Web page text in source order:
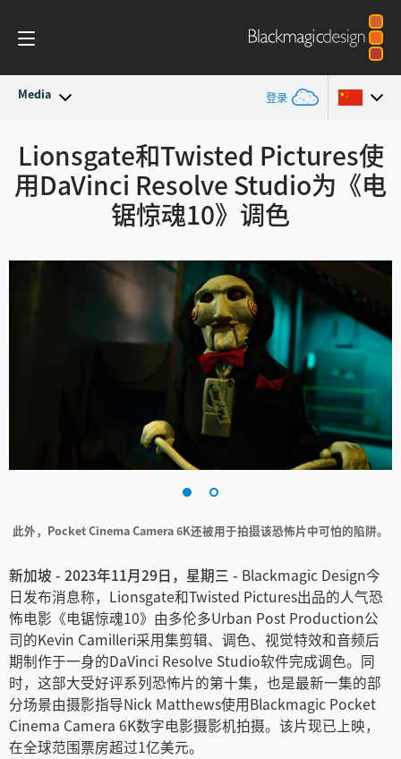
Media 登录
最新动态
新闻存档
Argentina
Australia
中国香港
India
Italy
Japan
Korea
Mexico
Lionsgate和Twisted Pictures使
用DaVinci Resolve Studio为《电
锯惊魂10》调色
此外，Pocket Cinema Camera 6K还被用于拍摄该恐怖片中可怕的陷阱。
新加坡 - 2023年11月29日，星期三 - Blackmagic Design今
日发布消息称，Lionsgate和Twisted Pictures出品的人气恐
怖电影《电锯惊魂10》由多伦多Urban Post Production公
司的Kevin Camilleri采用集剪辑、调色、视觉特效和音频后
期制作于一身的DaVinci Resolve Studio软件完成调色。同
时，这部大受好评系列恐怖片的第十集，也是最新一集的部
分场景由摄影指导Nick Matthews使用Blackmagic Pocket
Cinema Camera 6K数字电影摄影机拍摄。该片现已上映，
在全球范围票房超过1亿美元。